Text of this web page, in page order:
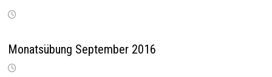
Monatsübung September 2016